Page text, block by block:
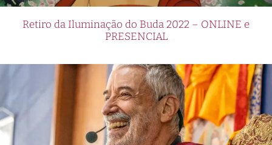
Retiro da Iluminação do Buda 2022 – ONLINE e
PRESENCIAL